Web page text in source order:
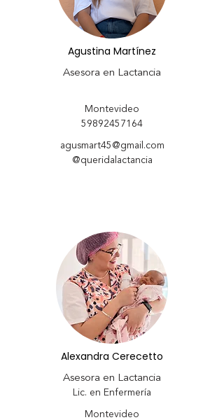
Agustina Martínez
Asesora en Lactancia
Montevideo
59892457164
agusmart45@gmail.com
@queridalactancia
Alexandra Cerecetto
Asesora en Lactancia
Lic. en Enfermería
Montevideo